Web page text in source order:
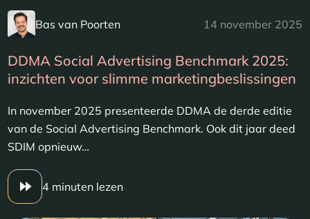
Bas van Poorten 14 november 2025
DDMA Social Advertising Benchmark 2025:
inzichten voor slimme marketingbeslissingen
In november 2025 presenteerde DDMA de derde editie
van de Social Advertising Benchmark. Ook dit jaar deed
SDIM opnieuw…
4 minuten lezen